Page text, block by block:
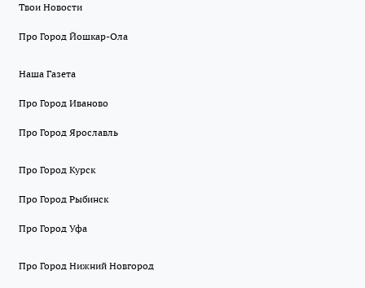
Твои Новости
Про Город Йошкар-Ола
Наша Газета
Про Город Иваново
Про Город Ярославль
Про Город Курск
Про Город Рыбинск
Про Город Уфа
Про Город Нижний Новгород